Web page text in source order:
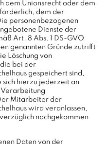
dem Unionsrecht oder dem
dem der
personenbezogenen
Dienste der
Art. 8 Abs. 1 DS-GVO
genannten Gründe zutrifft
Löschung von
bei der
gespeichert sind,
sich hierzu jederzeit an
Mitarbeiter der
wird veranlassen,
nachgekommen
Daten von der